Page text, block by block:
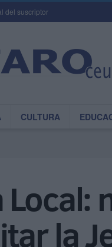
del suscriptor
CULTURA
la